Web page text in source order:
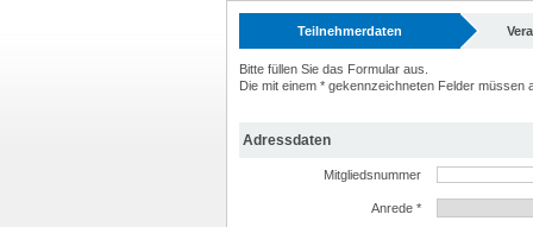
Teilnehmerdaten
Bitte füllen Sie das Formular aus.
Die mit einem * gekennzeichneten Felder müssen
Adressdaten
Mitgliedsnummer
Anrede *